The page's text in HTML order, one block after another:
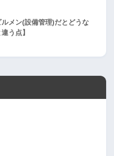
メン(設備管理)だとどうな
う点】